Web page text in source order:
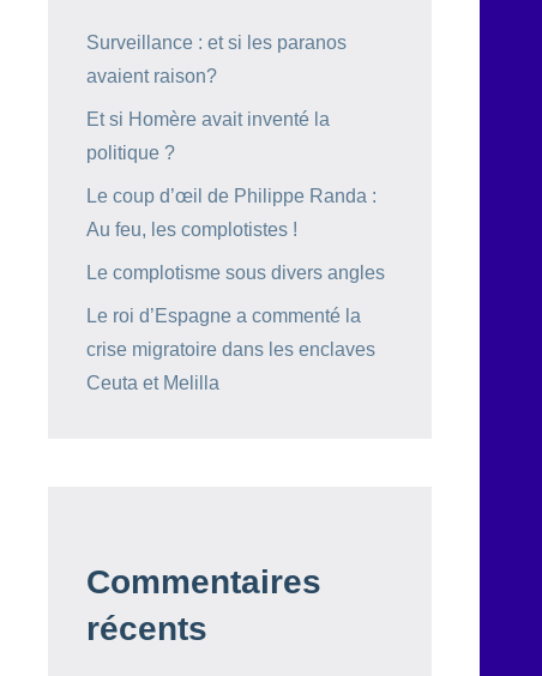
Surveillance : et si les paranos
avaient raison?
Et si Homère avait inventé la
politique ?
Le coup d’œil de Philippe Randa :
Au feu, les complotistes !
Le complotisme sous divers angles
Le roi d’Espagne a commenté la
crise migratoire dans les enclaves
Ceuta et Melilla
Commentaires
récents